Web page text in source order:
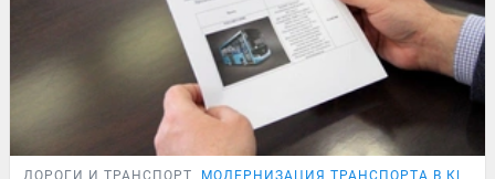
ДОРОГИ И ТРАНСПОРТ МОДЕРНИЗАЦИЯ ТРАНСПОРТА В